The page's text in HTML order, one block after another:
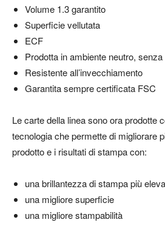
Volume 1.3 garantito
Superficie vellutata
ECF
Prodotta in ambiente neutro,
Resistente all’invecchiamento
Garantita sempre certificata FSC
Le carte della linea sono ora prodotte
tecnologia che permette di migliorare
prodotto e i risultati di stampa con:
una brillantezza di stampa più
una migliore superficie
una migliore stampabilità